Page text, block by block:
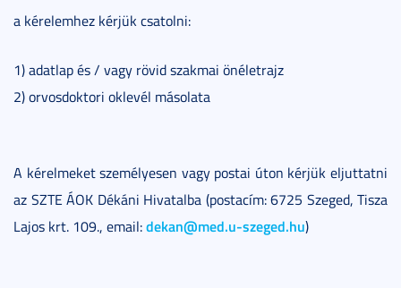
a kérelemhez kérjük csatolni:
1) adatlap és / vagy rövid szakmai önéletrajz
2) orvosdoktori oklevél másolata
A kérelmeket személyesen vagy postai úton kérjük eljuttatni
az SZTE ÁOK Dékáni Hivatalba (postacím: 6725 Szeged, Tisza
Lajos krt. 109., email:dekan@med.u-szeged.hu)